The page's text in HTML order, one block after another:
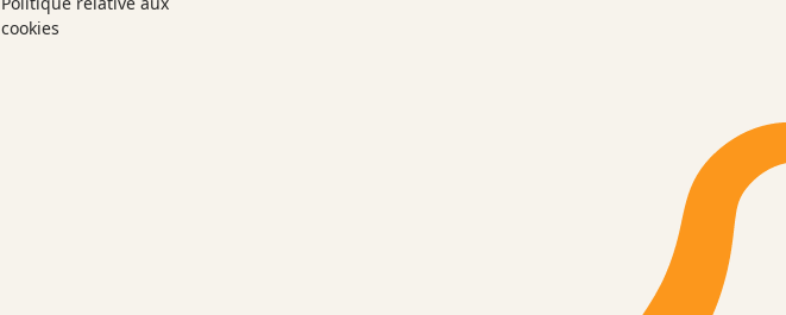
cookies